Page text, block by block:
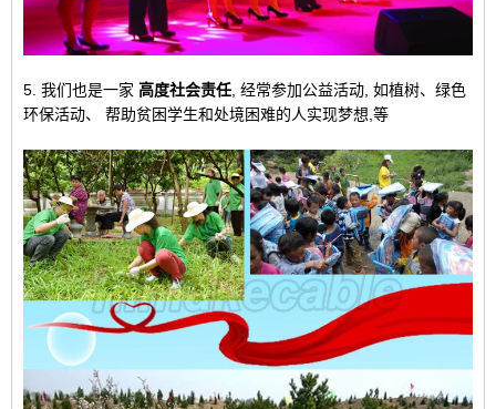
5. 我们也是一家 高度社会责任, 经常参加公益活动, 如植树、绿色
环保活动、
帮助贫困学生和处境困难的人实现梦想,等